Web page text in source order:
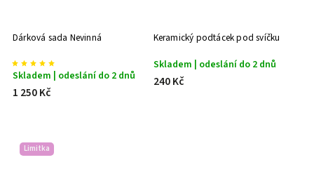
Dárková sada Nevinná
Skladem | odeslání do 2 dnů
1 250 Kč
Keramický podtácek pod svíčku
Skladem | odeslání do 2 dnů
240 Kč
Limitka